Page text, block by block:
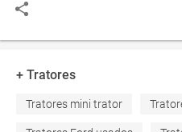
+ Tratores
Tratores mini trator